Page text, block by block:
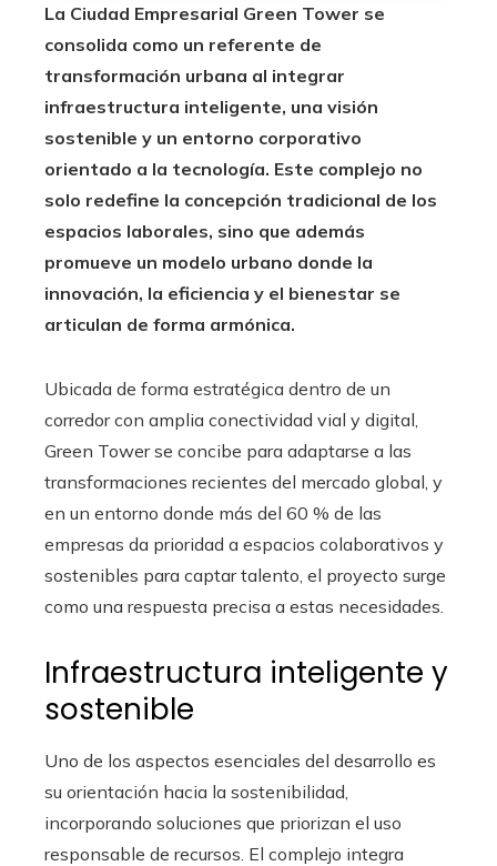
La Ciudad Empresarial Green Tower se
consolida como un referente de
transformación urbana al integrar
infraestructura inteligente, una visión
sostenible y un entorno corporativo
orientado a la tecnología. Este complejo no
solo redefine la concepción tradicional de los
espacios laborales, sino que además
promueve un modelo urbano donde la
innovación, la eficiencia y el bienestar se
articulan de forma armónica.
Ubicada de forma estratégica dentro de un
corredor con amplia conectividad vial y digital,
Green Tower se concibe para adaptarse a las
transformaciones recientes del mercado global, y
en un entorno donde más del 60 % de las
empresas da prioridad a espacios colaborativos y
sostenibles para captar talento, el proyecto surge
como una respuesta precisa a estas necesidades.
Infraestructura inteligente y
sostenible
Uno de los aspectos esenciales del desarrollo es
su orientación hacia la sostenibilidad,
incorporando soluciones que priorizan el uso
responsable de recursos. El complejo integra